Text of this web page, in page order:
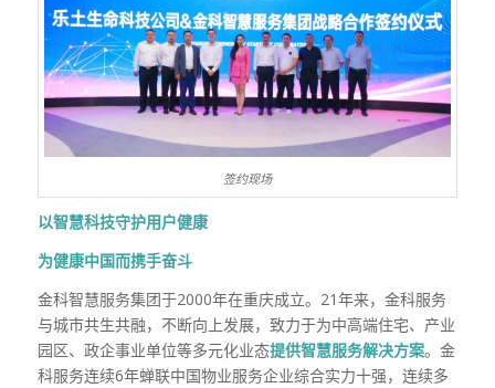
签约现场
以智慧科技守护用户健康
为健康中国而携手奋斗
金科智慧服务集团于2000年在重庆成立。21年来，金科服务
与城市共生共融，不断向上发展，致力于为中高端住宅、产业
园区、政企事业单位等多元化业态提供智慧服务解决方案。金
科服务连续6年蝉联中国物业服务企业综合实力十强，连续多